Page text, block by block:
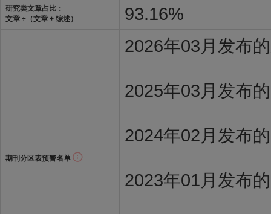
研究类文章占比：
文章 ÷（文章 + 综述）
93.16%
期刊分区表预警名单
2026年03月发布
2025年03月发布
2024年02月发布
2023年01月发布